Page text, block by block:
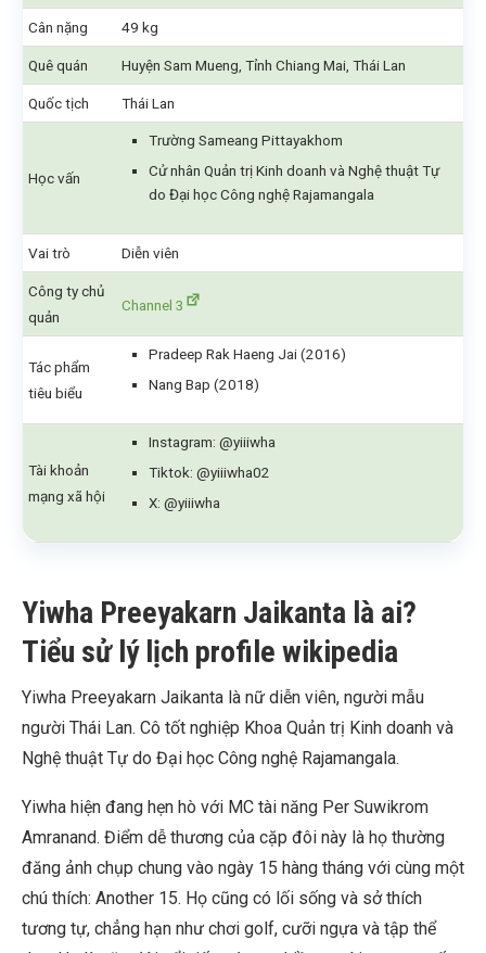
Cân nặng 49 kg
Quê quán Huyện Sam Mueng, Tỉnh Chiang Mai, Thái Lan
Quốc tịch Thái Lan
Học vấn
Trường Sameang Pittayakhom
Cử nhân Quản trị Kinh doanh và Nghệ thuật Tự
do Đại học Công nghệ Rajamangala
Vai trò Diễn viên
Công ty chủ
quản
Channel 3
Tác phẩm
tiêu biểu
Pradeep Rak Haeng Jai (2016)
Nang Bap (2018)
Tài khoản
mạng xã hội
Instagram: @yiiiwha
Tiktok: @yiiiwha02
X: @yiiiwha
Yiwha Preeyakarn Jaikanta là ai?
Tiểu sử lý lịch profile wikipedia
Yiwha Preeyakarn Jaikanta là nữ diễn viên, người mẫu
người Thái Lan. Cô tốt nghiệp Khoa Quản trị Kinh doanh và
Nghệ thuật Tự do Đại học Công nghệ Rajamangala.
Yiwha hiện đang hẹn hò với MC tài năng Per Suwikrom
Amranand. Điểm dễ thương của cặp đôi này là họ thường
đăng ảnh chụp chung vào ngày 15 hàng tháng với cùng một
chú thích: Another 15. Họ cũng có lối sống và sở thích
tương tự, chẳng hạn như chơi golf, cưỡi ngựa và tập thể